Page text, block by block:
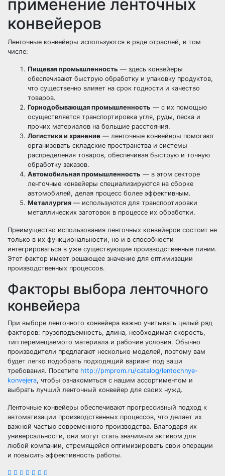
применение ленточных
конвейеров
Ленточные конвейеры используются в ряде отраслей, в том
числе:
Пищевая промышленность — здесь конвейеры
обеспечивают быструю обработку и упаковку продуктов,
что существенно влияет на срок годности и качество
товаров.
Горнодобывающая промышленность — с их помощью
осуществляется транспортировка угля, руды, песка и
прочих материалов на большие расстояния.
Логистика и хранение — ленточные конвейеры помогают
организовать складские пространства и системы
распределения товаров, обеспечивая быструю и точную
обработку заказов.
Автомобильная промышленность — в этом секторе
ленточные конвейеры специализируются на сборке
автомобилей, делая процесс более эффективным.
Металлургия — используются для транспортировки
металлических заготовок в процессе их обработки.
Преимущество использования ленточных конвейеров состоит не
только в их функциональности, но и в способности
интегрироваться в уже существующие производственные линии.
Этот фактор имеет решающее значение для оптимизации
производственных процессов.
Факторы выбора ленточного
конвейера
При выборе ленточного конвейера важно учитывать целый ряд
факторов: грузоподъемность, длина, необходимая скорость,
тип перемещаемого материала и рабочие условия. Обычно
производители предлагают несколько моделей, поэтому вам
будет легко подобрать подходящий вариант под ваши
требования. Посетите http://pmprom.ru/catalog/lentochnye-
konvejera, чтобы ознакомиться с нашим ассортиментом и
выбрать лучший ленточный конвейер для своих нужд.
Ленточные конвейеры обеспечивают прогрессивный подход к
автоматизации производственных процессов, что делает их
важной частью современного производства. Благодаря их
универсальности, они могут стать значимым активом для
любой компании, стремящейся оптимизировать свои операции
и повысить эффективность работы.